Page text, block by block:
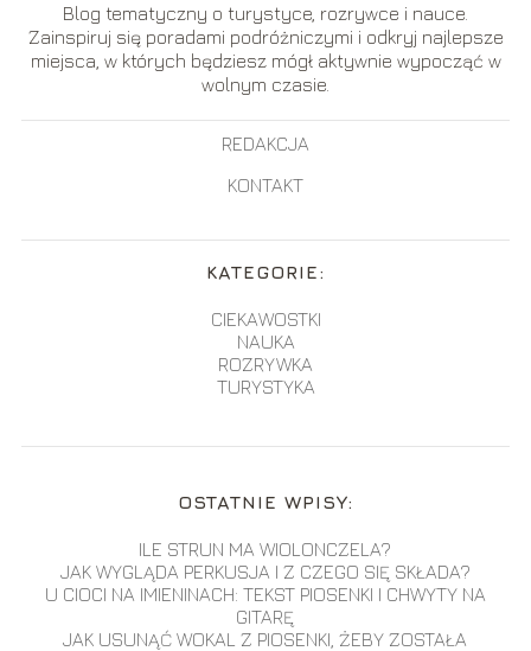
Blog tematyczny o turystyce, rozrywce i nauce.
Zainspiruj się poradami podróżniczymi i odkryj najlepsze
miejsca, w których będziesz mógł aktywnie wypocząć w
wolnym czasie.
REDAKCJA
KONTAKT
KATEGORIE:
CIEKAWOSTKI
NAUKA
ROZRYWKA
TURYSTYKA
OSTATNIE WPISY:
ILE STRUN MA WIOLONCZELA?
JAK WYGLĄDA PERKUSJA I Z CZEGO SIĘ SKŁADA?
U CIOCI NA IMIENINACH: TEKST PIOSENKI I CHWYTY NA
GITARĘ
JAK USUNĄĆ WOKAL Z PIOSENKI, ŻEBY ZOSTAŁA